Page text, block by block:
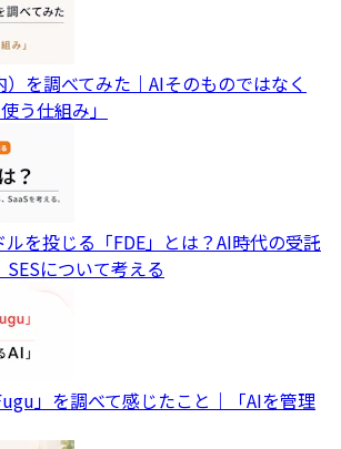
）を調べてみた｜AIそのものではなく
う仕組み」
ルを投じる「FDE」とは？AI時代の受託
SESについて考える
」を調べて感じたこと｜「AIを管理